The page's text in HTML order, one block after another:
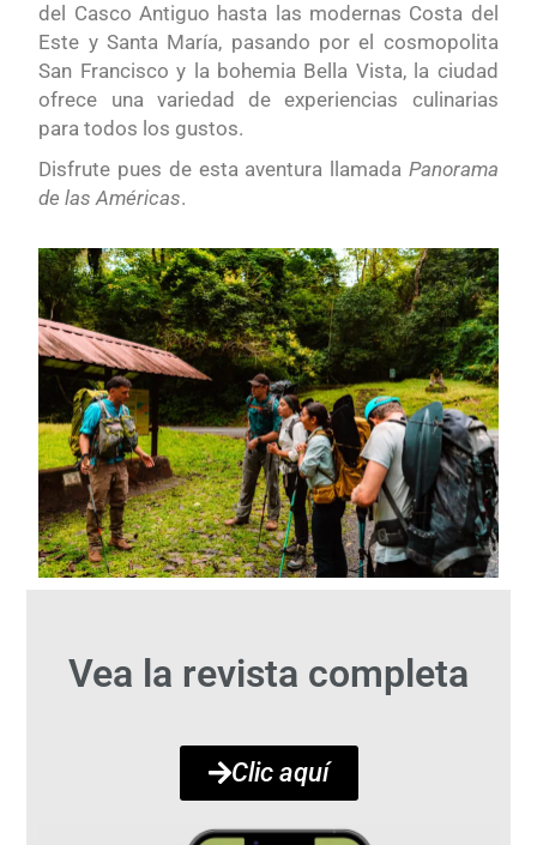
del Casco Antiguo hasta las modernas Costa del
Este y Santa María, pasando por el cosmopolita
San Francisco y la bohemia Bella Vista, la ciudad
ofrece una variedad de experiencias culinarias
para todos los gustos.
Disfrute pues de esta aventura llamada Panorama
de las Américas.
Vea la revista completa
Clic aquí